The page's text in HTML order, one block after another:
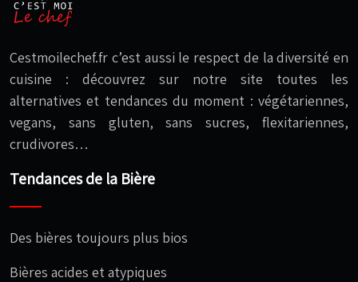
Cestmoilechef.fr c’est aussi le respect de la diversité en
cuisine : découvrez sur notre site toutes les
alternatives et tendances du moment : végétariennes,
vegans, sans gluten, sans sucres, flexitariennes,
crudivores…
Tendances de la Bière
Des bières toujours plus bios
Bières acides et atypiques